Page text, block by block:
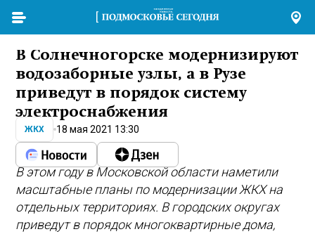
В Солнечногорске модернизируют
водозаборные узлы, а в Рузе
приведут в порядок систему
электроснабжения
ЖКХ 18 мая 2021 13:30
В этом году в Московской области наметили
масштабные планы по модернизации ЖКХ на
отдельных территориях. В городских округах
приведут в порядок многоквартирные дома,